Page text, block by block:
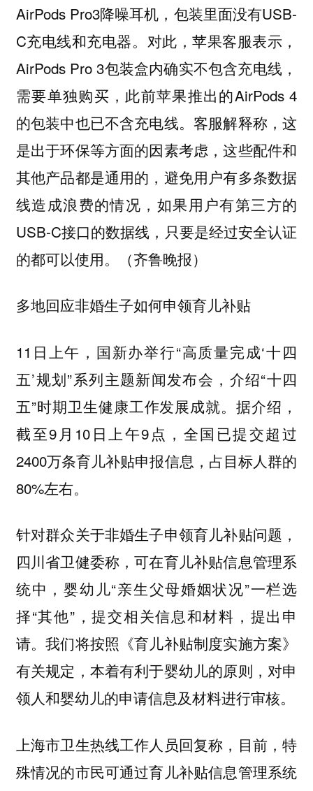
AirPods Pro3降噪耳机，包装里面没有USB-
C充电线和充电器。对此，苹果客服表示，
AirPods Pro 3包装盒内确实不包含充电线，
需要单独购买，此前苹果推出的AirPods 4
的包装中也已不含充电线。客服解释称，这
是出于环保等方面的因素考虑，这些配件和
其他产品都是通用的，避免用户有多条数据
线造成浪费的情况，如果用户有第三方的
USB-C接口的数据线，只要是经过安全认证
的都可以使用。（齐鲁晚报）
多地回应非婚生子如何申领育儿补贴
11日上午，国新办举行“高质量完成‘十四
五’规划”系列主题新闻发布会，介绍“十四
五”时期卫生健康工作发展成就。据介绍，
截至9月10日上午9点，全国已提交超过
2400万条育儿补贴申报信息，占目标人群的
80%左右。
针对群众关于非婚生子申领育儿补贴问题，
四川省卫健委称，可在育儿补贴信息管理系
统中，婴幼儿“亲生父母婚姻状况”一栏选
择“其他”，提交相关信息和材料，提出申
请。我们将按照《育儿补贴制度实施方案》
有关规定，本着有利于婴幼儿的原则，对申
领人和婴幼儿的申请信息及材料进行审核。
上海市卫生热线工作人员回复称，目前，特
殊情况的市民可通过育儿补贴信息管理系统